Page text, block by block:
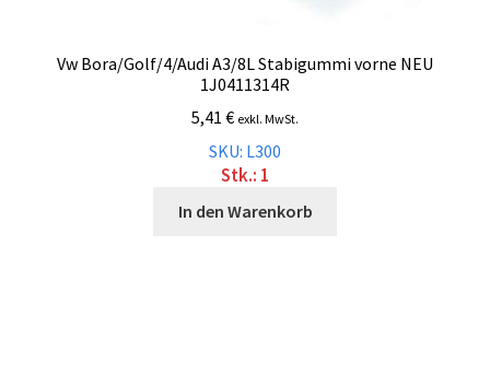
Vw Bora/Golf/4/Audi A3/8L Stabigummi vorne NEU
1J0411314R
5,41 € exkl. MwSt.
SKU: L300
Stk.: 1
In den Warenkorb